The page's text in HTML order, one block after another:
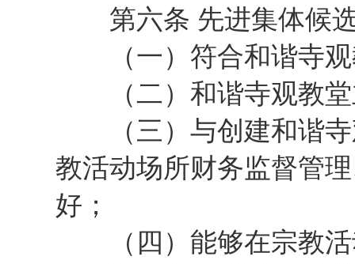
第六条 先进集体候选
（一）符合和谐寺观
（二）和谐寺观教堂
（三）与创建和谐寺
教活动场所财务监督管
好；
（四）能够在宗教活